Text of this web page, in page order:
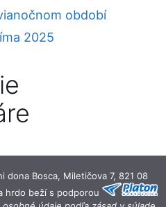
období
2025
dona Bosca, Miletičova 7, 821 08
hrdo beží s podporou